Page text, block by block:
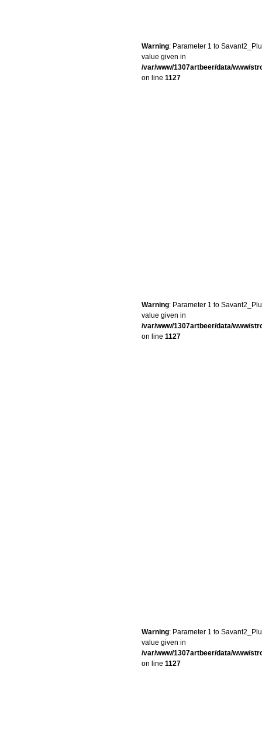
Warning: Parameter 1 to
value given in
/var/www/1307artbeer/data/www/
on line 1127
Warning: Parameter 1 to
value given in
/var/www/1307artbeer/data/www/
on line 1127
Warning: Parameter 1 to
value given in
/var/www/1307artbeer/data/www/
on line 1127